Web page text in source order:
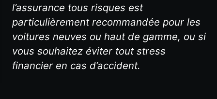
l’assurance tous risques est
particulièrement recommandée pour les
voitures neuves ou haut de gamme, ou si
vous souhaitez éviter tout stress
financier en cas d’accident.